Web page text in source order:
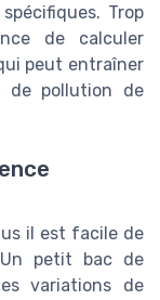
Trop
de calculer
peut entraîner
de pollution de
il est facile de
petit bac de
variations de